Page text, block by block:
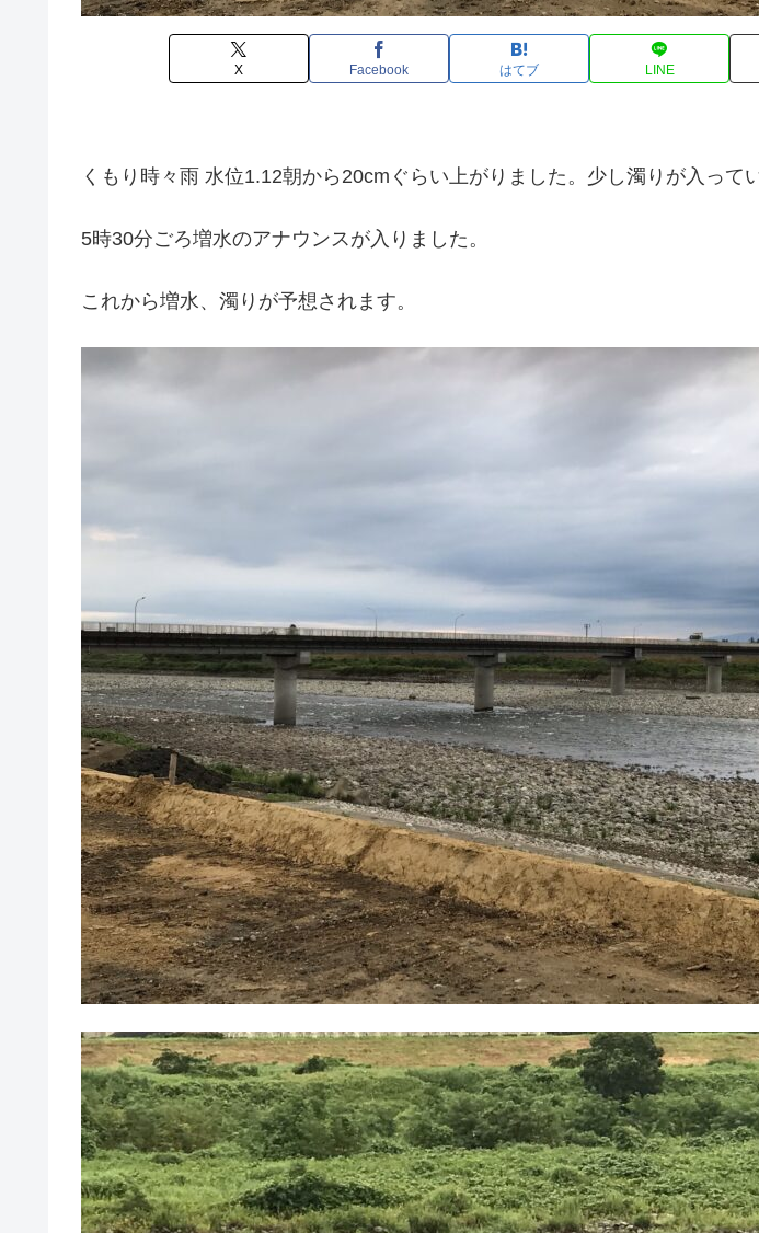
X Facebook はてブ LINE
くもり時々雨 水位1.12朝から20cmぐらい上がりました。少し濁りが入って
5時30分ごろ増水のアナウンスが入りました。
これから増水、濁りが予想されます。